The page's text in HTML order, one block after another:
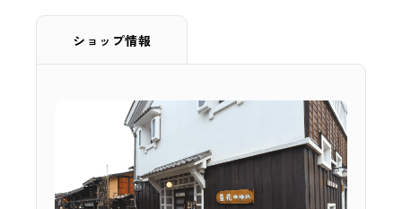
ショップ情報